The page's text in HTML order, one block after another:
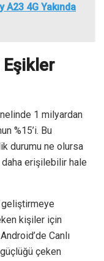
A23 4G Yakında
1 milyardan
%15’i. Bu
durumu ne olursa
erişilebilir hale
geliştirmeye
kişiler için
Canlı
çeken